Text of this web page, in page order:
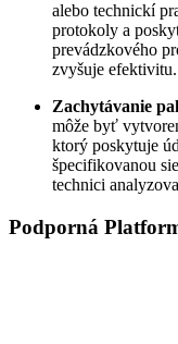
alebo technickí
protokoly a
prevádzkového
zvyšuje efektivitu.
Zachytávanie
môže byť
ktorý poskytuje
špecifikovanou
technici
Podporná